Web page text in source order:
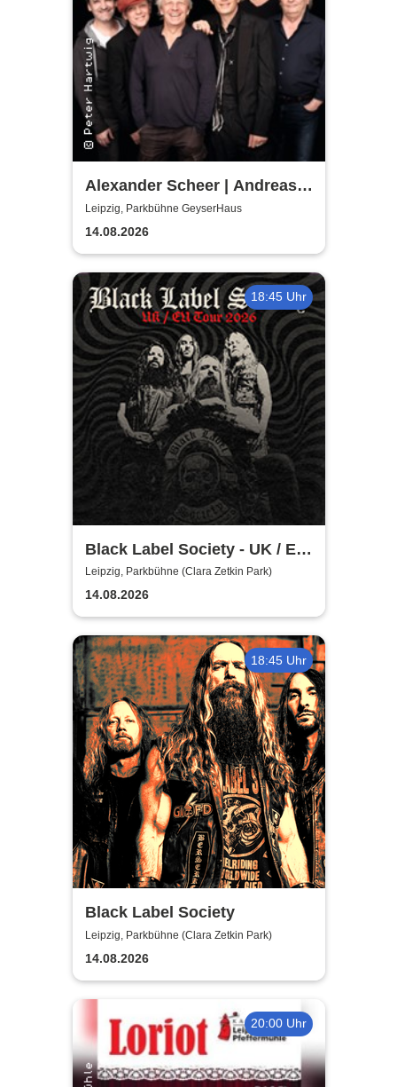
Alexander Scheer | Andreas
Dresen & Band spielen (nicht
nur) Gundermann
Leipzig, Parkbühne GeyserHaus
14.08.2026
18:45 Uhr
Black Label Society - UK / EU
TOUR 2026
Leipzig, Parkbühne (Clara Zetkin Park)
14.08.2026
18:45 Uhr
Black Label Society
Leipzig, Parkbühne (Clara Zetkin Park)
14.08.2026
20:00 Uhr